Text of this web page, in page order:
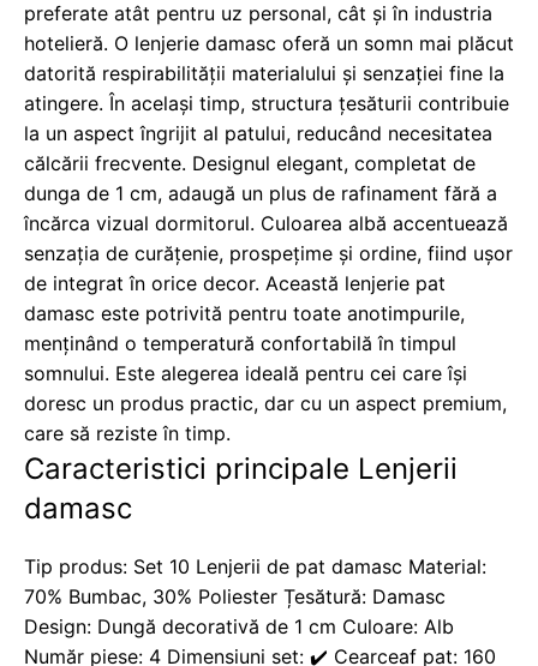
preferate atât pentru uz personal, cât și în industria
hotelieră. O lenjerie damasc oferă un somn mai plăcut
datorită respirabilității materialului și senzației fine la
atingere. În același timp, structura țesăturii contribuie
la un aspect îngrijit al patului, reducând necesitatea
călcării frecvente. Designul elegant, completat de
dunga de 1 cm, adaugă un plus de rafinament fără a
încărca vizual dormitorul. Culoarea albă accentuează
senzația de curățenie, prospețime și ordine, fiind ușor
de integrat în orice decor. Această lenjerie pat
damasc este potrivită pentru toate anotimpurile,
menținând o temperatură confortabilă în timpul
somnului. Este alegerea ideală pentru cei care își
doresc un produs practic, dar cu un aspect premium,
care să reziste în timp.
Caracteristici principale Lenjerii
damasc
Tip produs: Set 10 Lenjerii de pat damasc Material:
70% Bumbac, 30% Poliester Țesătură: Damasc
Design: Dungă decorativă de 1 cm Culoare: Alb
Număr piese: 4 Dimensiuni set: ✔️ Cearceaf pat: 160